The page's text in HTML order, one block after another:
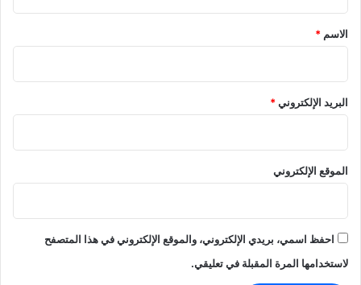
*
الاسم *
البريد الإلكتروني*
الموقع الإلكتروني
احفظ اسمي، بريدي الإلكتروني، والموقع الإلكتروني في هذا المتصفح
لاستخدامها المرة المقبلة في تعليقي.